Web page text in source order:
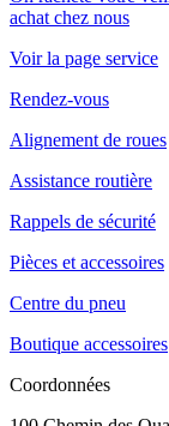
achat chez nous
Voir la page service
Rendez-vous
Alignement de roues
Assistance routière
Rappels de sécurité
Pièces et accessoires
Centre du pneu
Boutique accessoires
Coordonnées